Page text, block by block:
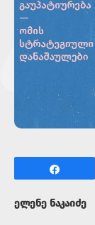
ელენე ნაკაიძე